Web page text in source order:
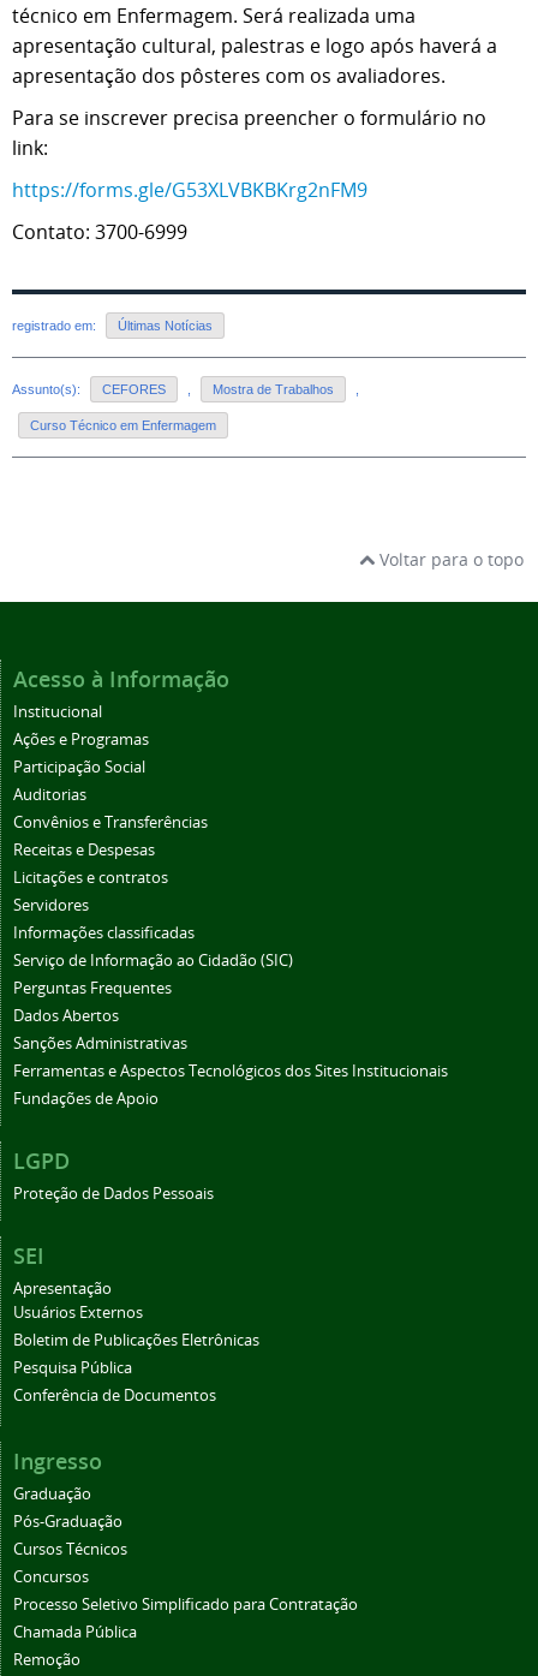
técnico em Enfermagem. Será realizada uma
apresentação cultural, palestras e logo após haverá a
apresentação dos pôsteres com os avaliadores.
Para se inscrever precisa preencher o formulário no
link:
https://forms.gle/G53XLVBKBKrg2nFM9
Contato: 3700-6999
registrado em: Últimas Notícias
Assunto(s): CEFORES Mostra de Trabalhos
Curso Técnico em Enfermagem
Voltar para o topo
Acesso à Informação
Institucional
Ações e Programas
Participação Social
Auditorias
Convênios e Transferências
Receitas e Despesas
Licitações e contratos
Servidores
Informações classificadas
Serviço de Informação ao Cidadão (SIC)
Perguntas Frequentes
Dados Abertos
Sanções Administrativas
Ferramentas e Aspectos Tecnológicos dos Sites Institucionais
Fundações de Apoio
LGPD
Proteção de Dados Pessoais
SEI
Apresentação
Usuários Externos
Boletim de Publicações Eletrônicas
Pesquisa Pública
Conferência de Documentos
Ingresso
Graduação
Pós-Graduação
Cursos Técnicos
Concursos
Processo Seletivo Simplificado para Contratação
Chamada Pública
Remoção